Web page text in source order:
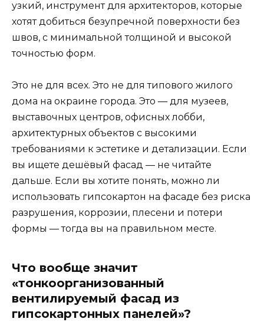
узкий, инструмент для архитекторов, которые
хотят добиться безупречной поверхности без
швов, с минимальной толщиной и высокой
точностью форм.
Это не для всех. Это не для типового жилого
дома на окраине города. Это — для музеев,
выставочных центров, офисных лобби,
архитектурных объектов с высокими
требованиями к эстетике и детализации. Если
вы ищете дешёвый фасад — не читайте
дальше. Если вы хотите понять, можно ли
использовать гипсокартон на фасаде без риска
разрушения, коррозии, плесени и потери
формы — тогда вы на правильном месте.
Что вообще значит
«тонкоорганизованный
вентилируемый фасад из
гипсокартонных панелей»?